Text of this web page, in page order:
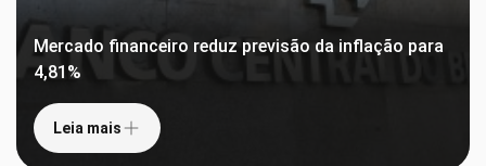
Mercado financeiro reduz previsão da inflação para
4,81%
Leia mais